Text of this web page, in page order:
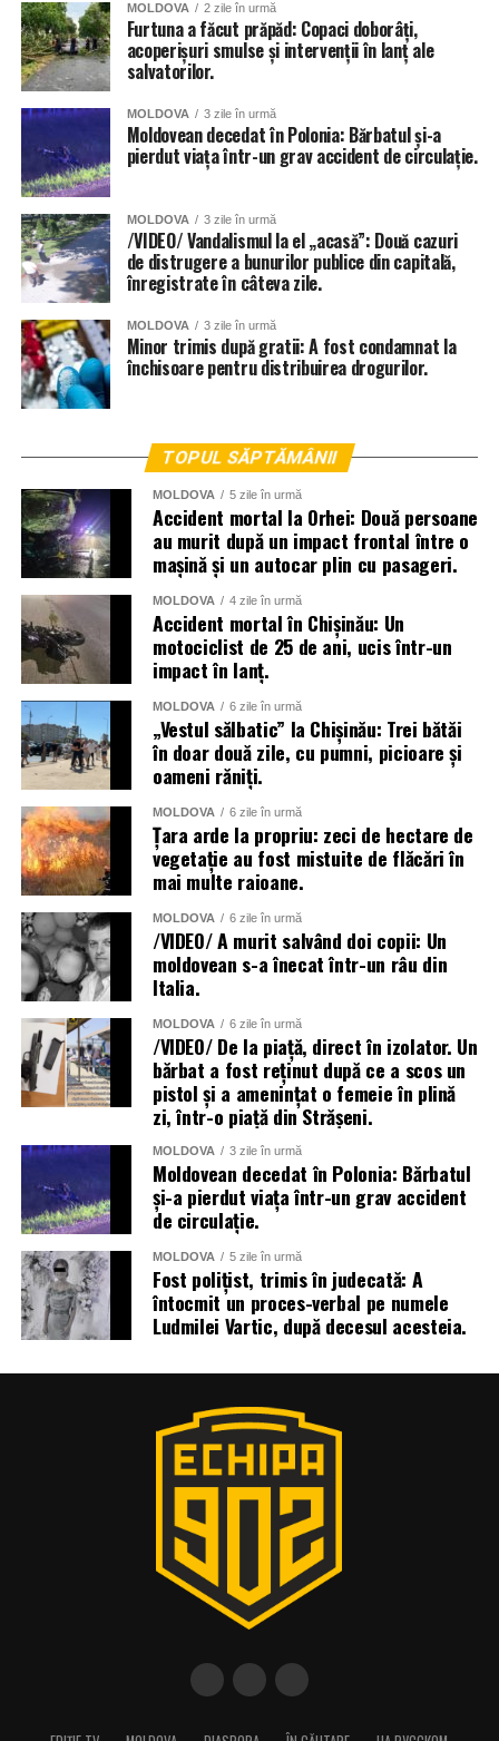
MOLDOVA 2 zile în urmă
Furtuna a făcut prăpăd: Copaci doborâți,
acoperișuri smulse și intervenții în lanț ale
salvatorilor.
MOLDOVA 3 zile în urmă
Moldovean decedat în Polonia: Bărbatul și-a
pierdut viața într-un grav accident de circulație.
MOLDOVA 3 zile în urmă
/VIDEO/ Vandalismul la el „acasă”: Două cazuri
de distrugere a bunurilor publice din capitală,
înregistrate în câteva zile.
MOLDOVA 3 zile în urmă
Minor trimis după gratii: A fost condamnat la
închisoare pentru distribuirea drogurilor.
TOPUL SĂPTĂMÂNII
MOLDOVA 5 zile în urmă
Accident mortal la Orhei: Două persoane
au murit după un impact frontal între o
mașină și un autocar plin cu pasageri.
MOLDOVA 4 zile în urmă
Accident mortal în Chișinău: Un
motociclist de 25 de ani, ucis într-un
impact în lanț.
MOLDOVA 6 zile în urmă
„Vestul sălbatic” la Chișinău: Trei bătăi
în doar două zile, cu pumni, picioare și
oameni răniți.
MOLDOVA 6 zile în urmă
Țara arde la propriu: zeci de hectare de
vegetație au fost mistuite de flăcări în
mai multe raioane.
MOLDOVA 6 zile în urmă
/VIDEO/ A murit salvând doi copii: Un
moldovean s-a înecat într-un râu din
Italia.
MOLDOVA 6 zile în urmă
/VIDEO/ De la piață, direct în izolator. Un
bărbat a fost reținut după ce a scos un
pistol și a amenințat o femeie în plină
zi, într-o piață din Strășeni.
MOLDOVA 3 zile în urmă
Moldovean decedat în Polonia: Bărbatul
și-a pierdut viața într-un grav accident
de circulație.
MOLDOVA 5 zile în urmă
Fost polițist, trimis în judecată: A
întocmit un proces-verbal pe numele
Ludmilei Vartic, după decesul acesteia.